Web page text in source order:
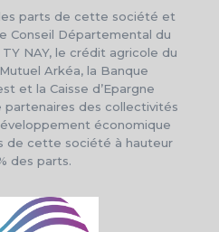
parts de cette société et
Conseil Départemental du
TY NAY, le crédit agricole du
Arkéa, la Banque
et la Caisse d’Epargne
partenaires des collectivités
économique
de cette société à hauteur
des parts.